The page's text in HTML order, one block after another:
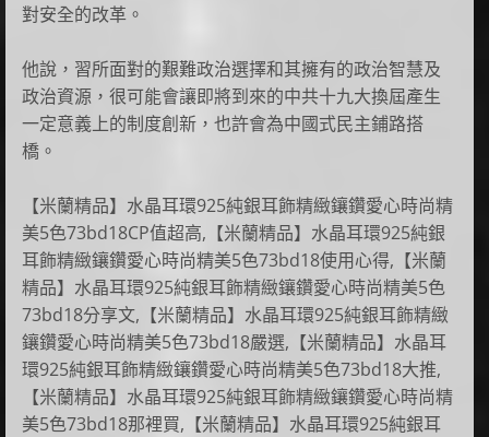
對安全的改革。
他說，習所面對的艱難政治選擇和其擁有的政治智慧及
政治資源，很可能會讓即將到來的中共十九大換屆產生
一定意義上的制度創新，也許會為中國式民主鋪路搭
橋。
【米蘭精品】水晶耳環925純銀耳飾精緻鑲鑽愛心時尚精
美5色73bd18CP值超高,【米蘭精品】水晶耳環925純銀
耳飾精緻鑲鑽愛心時尚精美5色73bd18使用心得,【米蘭
精品】水晶耳環925純銀耳飾精緻鑲鑽愛心時尚精美5色
73bd18分享文,【米蘭精品】水晶耳環925純銀耳飾精緻
鑲鑽愛心時尚精美5色73bd18嚴選,【米蘭精品】水晶耳
環925純銀耳飾精緻鑲鑽愛心時尚精美5色73bd18大推,
【米蘭精品】水晶耳環925純銀耳飾精緻鑲鑽愛心時尚精
美5色73bd18那裡買,【米蘭精品】水晶耳環925純銀耳